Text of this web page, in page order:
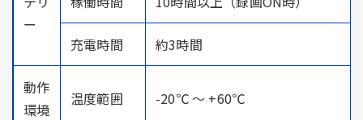
ー
充電時間 約3時間
動作
環境
温度範囲 -20℃ ～ +60℃